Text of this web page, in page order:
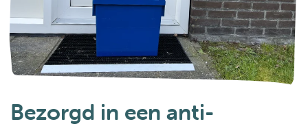
Bezorgd in een anti-